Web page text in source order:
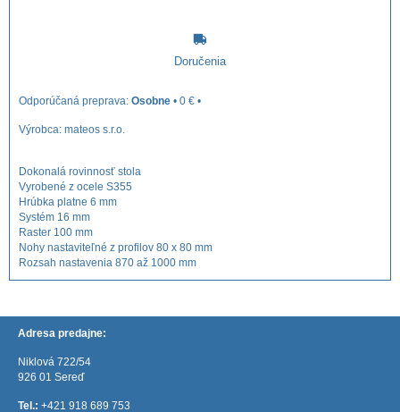
Doručenia
Osobne • 0 € •
Výrobca: mateos s.r.o.
Dokonalá rovinnosť stola
Vyrobené z ocele S355
Hrúbka platne 6 mm
Systém 16 mm
Raster 100 mm
Nohy nastaviteľné z profilov 80 x 80 mm
Rozsah nastavenia 870 až 1000 mm
Adresa predajne:
Niklová 722/54
926 01 Sereď
Tel.: +421 918 689 753